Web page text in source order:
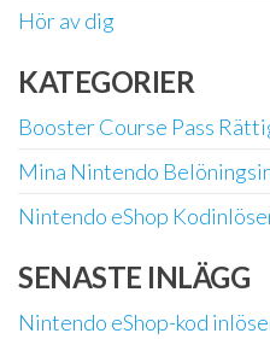
Hör av dig
KATEGORIER
Booster Course Pass
Mina Nintendo
Nintendo eShop
SENASTE INLÄGG
Nintendo eShop-kod